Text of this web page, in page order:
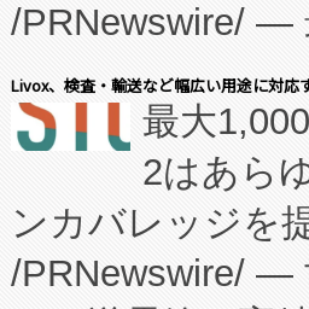
キー方式で拡張
す。FCCM‑を活
患者にとっての
のアクセスを大
Fully-Connected
プログラムには
/PRNewswire/ —
会社エーアイ・
President原信平
ードする
ーエネルギー貯
た。 Voltaiq独自
Livox、検査・輸送など幅広い用途に対応
最大
2はあら
ンカバレッジを
/PRNewswire/ —